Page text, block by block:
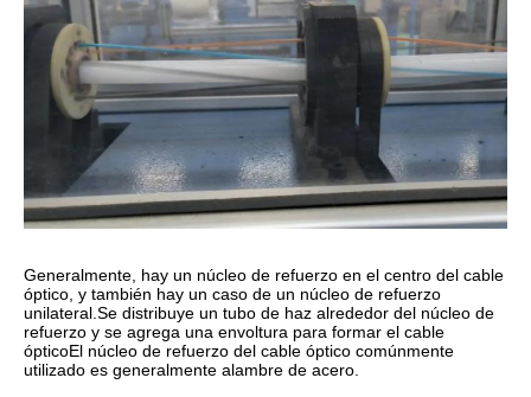
Generalmente, hay un núcleo de refuerzo en el centro del cable
óptico, y también hay un caso de un núcleo de refuerzo
unilateral.Se distribuye un tubo de haz alrededor del núcleo de
refuerzo y se agrega una envoltura para formar el cable
ópticoEl núcleo de refuerzo del cable óptico comúnmente
utilizado es generalmente alambre de acero.